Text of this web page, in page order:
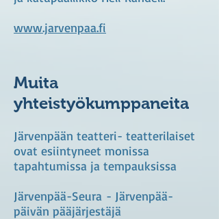
www.jarvenpaa.fi
Muita
yhteistyökumppaneita
Järvenpään teatteri- teatterilaiset
ovat esiintyneet monissa
tapahtumissa ja tempauksissa
Järvenpää-Seura - Järvenpää-
päivän pääjärjestäjä